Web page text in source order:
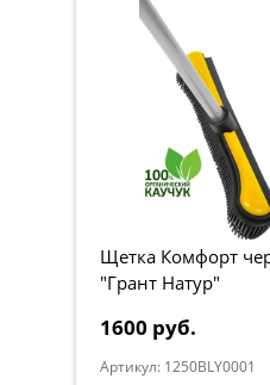
Щетка Комфорт
"Грант Натур"
1600 руб.
Артикул: 1250BLY0001